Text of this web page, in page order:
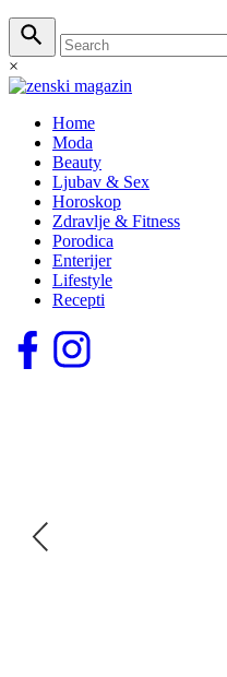
×
Home
Moda
Beauty
Ljubav & Sex
Horoskop
Zdravlje & Fitness
Porodica
Enterijer
Lifestyle
Recepti